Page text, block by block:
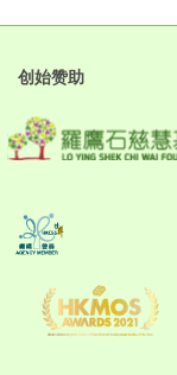
创始赞助